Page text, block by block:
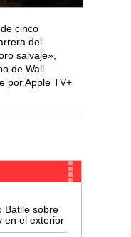
cinco
del
salvaje»,
de Wall
por Apple TV+
Batlle sobre
en el exterior